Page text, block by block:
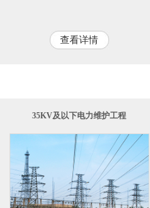
查看详情
35KV及以下电力维护工程